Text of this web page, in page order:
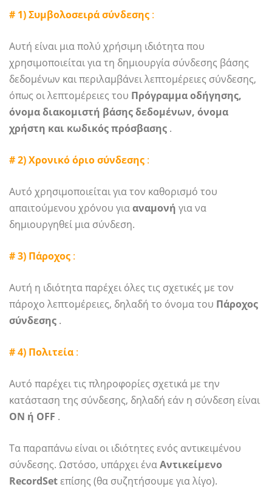
# 1) Συμβολοσειρά σύνδεσης :
Αυτή είναι μια πολύ χρήσιμη ιδιότητα που
χρησιμοποιείται για τη δημιουργία σύνδεσης βάσης
δεδομένων και περιλαμβάνει λεπτομέρειες σύνδεσης,
όπως οι λεπτομέρειες του Πρόγραμμα οδήγησης,
όνομα διακομιστή βάσης δεδομένων, όνομα
χρήστη και κωδικός πρόσβασης .
# 2) Χρονικό όριο σύνδεσης :
Αυτό χρησιμοποιείται για τον καθορισμό του
απαιτούμενου χρόνου γιααναμονή για να
δημιουργηθεί μια σύνδεση.
# 3) Πάροχος :
Αυτή η ιδιότητα παρέχει όλες τις σχετικές με τον
πάροχο λεπτομέρειες, δηλαδή το όνομα του Πάροχος
σύνδεσης .
# 4) Πολιτεία :
Αυτό παρέχει τις πληροφορίες σχετικά με την
κατάσταση της σύνδεσης, δηλαδή εάν η σύνδεση είναι
ON ή OFF .
Τα παραπάνω είναι οι ιδιότητες ενός αντικειμένου
σύνδεσης. Ωστόσο, υπάρχει έναΑντικείμενο
RecordSetεπίσης (θα συζητήσουμε για λίγο).